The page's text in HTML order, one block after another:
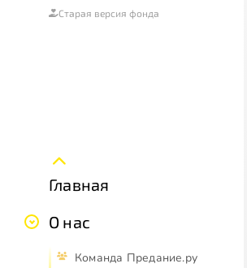
Старая версия фонда
Главная
О нас
Команда Предание.ру